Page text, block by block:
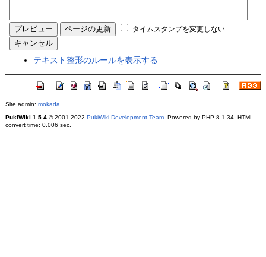
タイムスタンプを変更しない
テキスト整形のルールを表示する
Site admin: mokada
PukiWiki 1.5.4© 2001-2022 PukiWiki Development Team. Powered by PHP 8.1.34. HTML
convert time: 0.006 sec.